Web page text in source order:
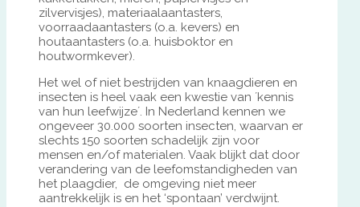
zilvervisjes), materiaalaantasters,
voorraadaantasters (o.a. kevers) en
houtaantasters (o.a. huisboktor en
houtwormkever).
Het wel of niet bestrijden van knaagdieren en
insecten is heel vaak een kwestie van ´kennis
van hun leefwijze´. In Nederland kennen we
ongeveer 30.000 soorten insecten, waarvan er
slechts 150 soorten schadelijk zijn voor
mensen en/of materialen. Vaak blijkt dat door
verandering van de leefomstandigheden van
het plaagdier, de omgeving niet meer
aantrekkelijk is en het ‘spontaan’ verdwijnt.